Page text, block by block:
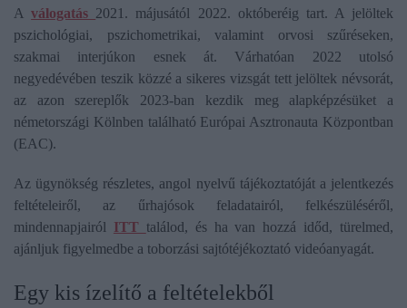
Aválogatás 2021. májusától 2022. októberéig tart. A jelöltek
pszichológiai, pszichometrikai, valamint orvosi szűréseken,
szakmai interjúkon esnek át. Várhatóan 2022 utolsó
negyedévében teszik közzé a sikeres vizsgát tett jelöltek névsorát,
az azon szereplők 2023-ban kezdik meg alapképzésüket a
németországi Kölnben található Európai Asztronauta Központban
(EAC).
Az ügynökség részletes, angol nyelvű tájékoztatóját a jelentkezés
feltételeiről, az űrhajósok feladatairól, felkészüléséről,
mindennapjairól ITT találod, és ha van hozzá időd, türelmed,
ajánljuk figyelmedbe a toborzási sajtótéjékoztató videóanyagát.
Egy kis ízelítő a feltételekből